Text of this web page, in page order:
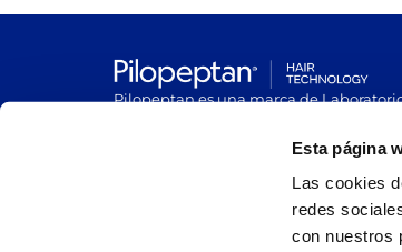
Esta página
Las cookies
redes
con nuestros
Pilopeptan es una marca de
Hospitalet de Llobregat, Barcelona